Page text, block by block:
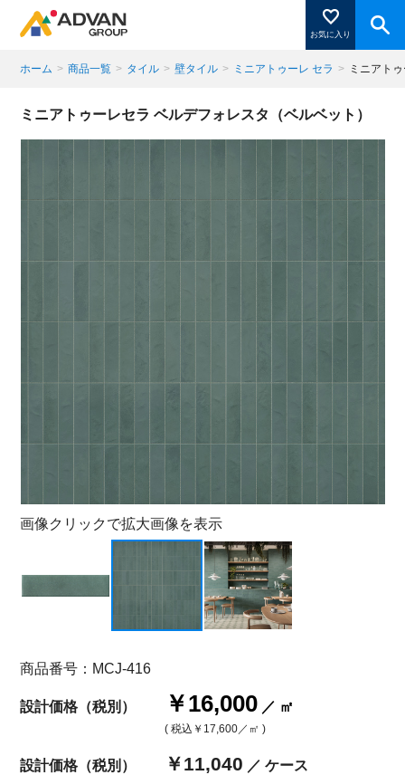
お気に入り
商品ページにある「お気に入り登録」を押すと登録した
商品がここに表示されます。
ホーム > 商品一覧 > タイル > 壁タイル > ミニアトゥーレ セラ > ミニアト
ミニアトゥーレセラ ベルデフォレスタ（ベルベット）
画像クリックで拡大画像を表示
商品番号：MCJ-416
設計価格（税別） ￥16,000 ／ ㎡
( 税込 ￥17,600／㎡ )
設計価格（税別） ￥11,040 ／ ケース